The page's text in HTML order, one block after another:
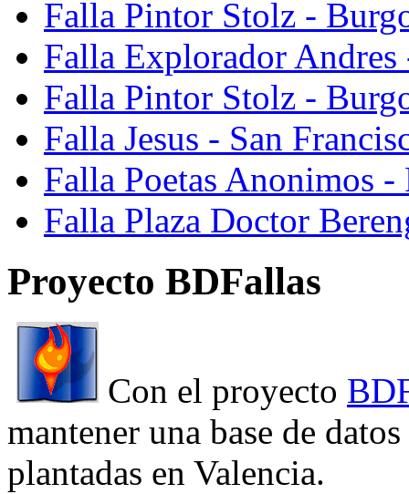
Falla Pintor Stolz -
Falla Explorador Andres
Falla Pintor Stolz -
Falla Jesus - San
Falla Poetas Anonimos
Falla Plaza Doctor
Proyecto BDFallas
Con el proyecto
mantener una base de
plantadas en Valencia.